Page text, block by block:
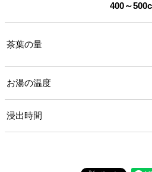
400～
茶葉の量
お湯の温度
浸出時間